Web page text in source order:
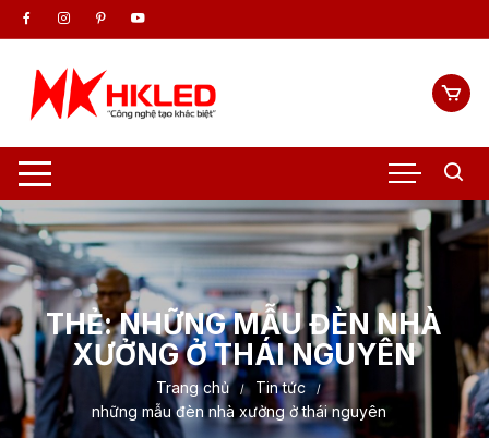
Chuyển
tới
dung
THẺ:NHỮNG MẪU ĐÈN NHÀ
XƯỞNG Ở THÁI NGUYÊN
Trang chủ
Tin tức
những mẫu đèn nhà xưởng ở thái nguyên